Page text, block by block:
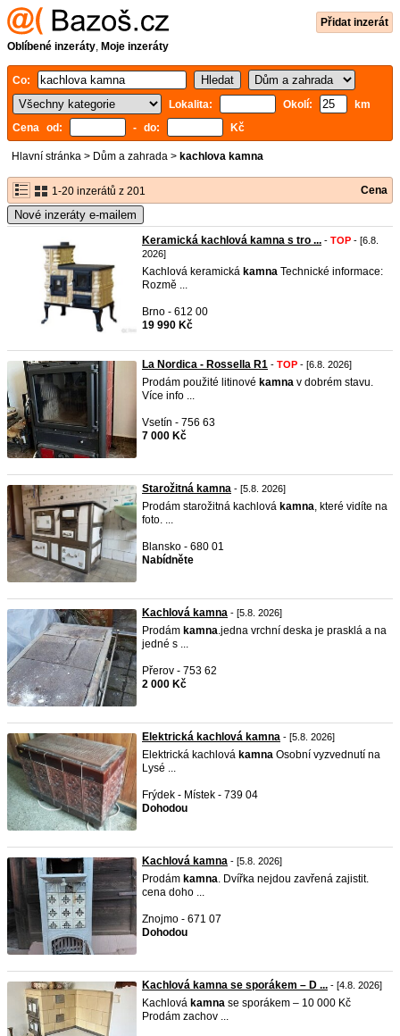
Přidat inzerát
Oblíbené inzeráty, Moje inzeráty
Co:
Lokalita:
Okolí:
km
Cena od:
- do: Kč
Hlavní stránka > Dům a zahrada > kachlova kamna
1-20 inzerátů z 201 Cena
Nové inzeráty e-mailem
Keramická kachlová kamna s tro ... - TOP - [6.8.
2026]
Kachlová keramická kamna Technické informace:
Rozmě ...
Brno - 612 00
19 990 Kč
La Nordica - Rossella R1 - TOP - [6.8. 2026]
Prodám použité litinové kamna v dobrém stavu.
Více info ...
Vsetín - 756 63
7 000 Kč
Starožitná kamna - [5.8. 2026]
Prodám starožitná kachlová kamna, které vidíte na
foto. ...
Blansko - 680 01
Nabídněte
Kachlová kamna - [5.8. 2026]
Prodám kamna.jedna vrchní deska je prasklá a na
jedné s ...
Přerov - 753 62
2 000 Kč
Elektrická kachlová kamna - [5.8. 2026]
Elektrická kachlová kamna Osobní vyzvednutí na
Lysé ...
Frýdek - Místek - 739 04
Dohodou
Kachlová kamna - [5.8. 2026]
Prodám kamna. Dvířka nejdou zavřená zajistit.
cena doho ...
Znojmo - 671 07
Dohodou
Kachlová kamna se sporákem – D ... - [4.8. 2026]
Kachlová kamna se sporákem – 10 000 Kč
Prodám zachov ...